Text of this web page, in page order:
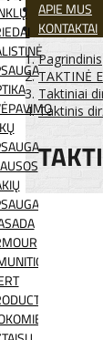
APIE MUS
KONTAKTAI
Pagrindinis
TAKTINĖ
Taktiniai
Taktinis